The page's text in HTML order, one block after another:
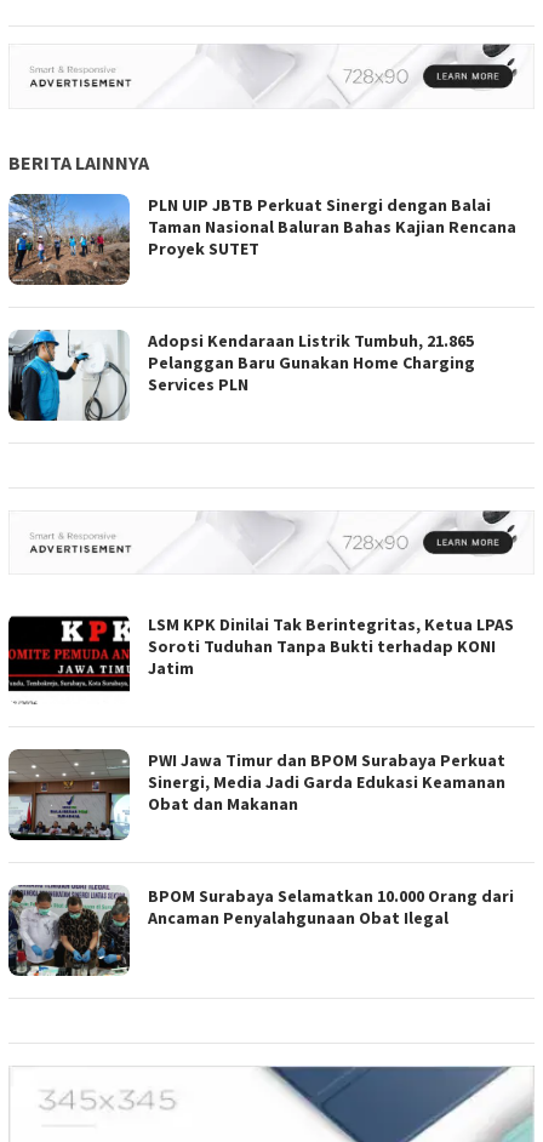
BERITA LAINNYA
PLN UIP JBTB Perkuat Sinergi dengan Balai
Taman Nasional Baluran Bahas Kajian Rencana
Proyek SUTET
Adopsi Kendaraan Listrik Tumbuh, 21.865
Pelanggan Baru Gunakan Home Charging
Services PLN
LSM KPK Dinilai Tak Berintegritas, Ketua LPAS
Soroti Tuduhan Tanpa Bukti terhadap KONI
Jatim
PWI Jawa Timur dan BPOM Surabaya Perkuat
Sinergi, Media Jadi Garda Edukasi Keamanan
Obat dan Makanan
BPOM Surabaya Selamatkan 10.000 Orang dari
Ancaman Penyalahgunaan Obat Ilegal